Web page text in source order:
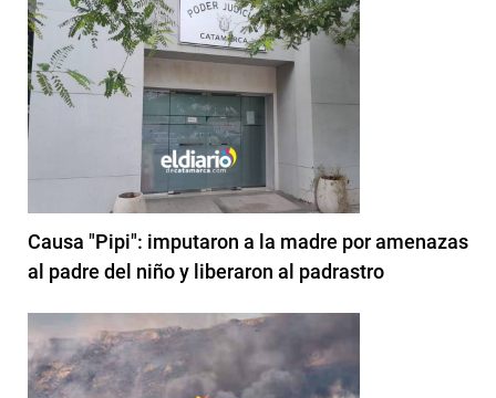
Causa "Pipi": imputaron a la madre por amenazas
al padre del niño y liberaron al padrastro